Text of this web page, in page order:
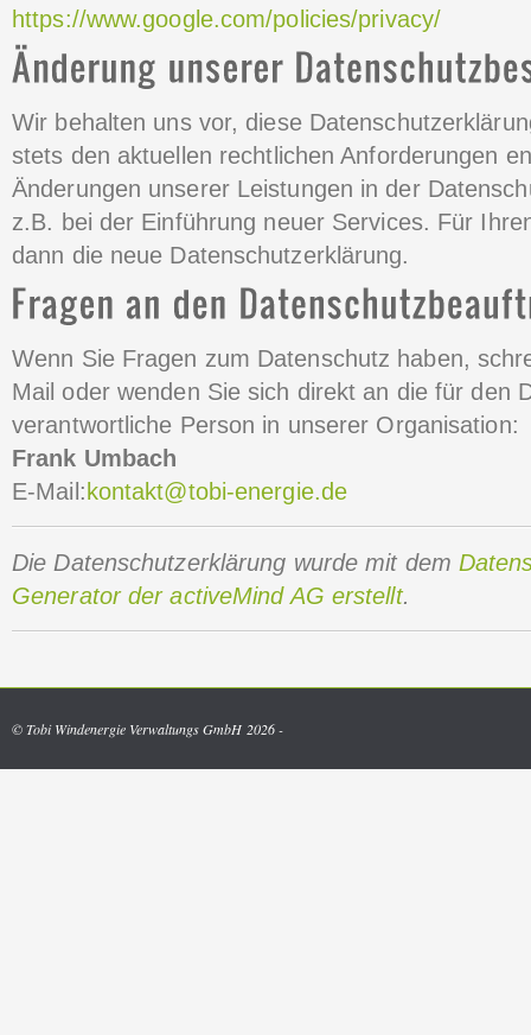
https://www.google.com/policies/privacy/
Wir behalten uns vor, diese
stets den aktuellen rechtlichen Anforderungen
Änderungen unserer Leistungen in der
z.B. bei der Einführung neuer Services. Für
dann die neue Datenschutzerklärung.
Wenn Sie Fragen zum Datenschutz haben,
Mail oder wenden Sie sich direkt an die für den
verantwortliche Person in unserer Organisation:
Frank Umbach
E-Mail: kontakt@tobi-energie.de
Die Datenschutzerklärung wurde mit dem
Generator der activeMind AG erstellt.
© Tobi Windenergie Verwaltungs GmbH 2026 -